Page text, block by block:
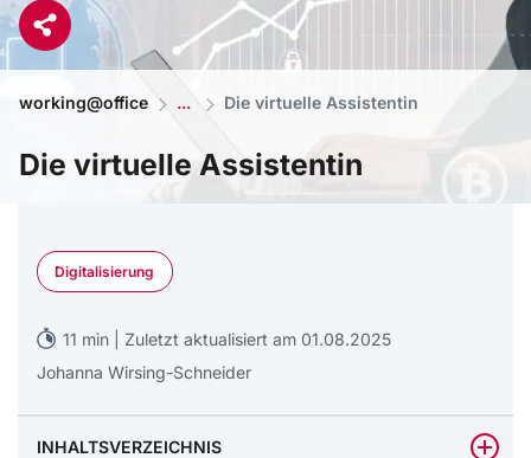
working@office Die virtuelle Assistentin
Die virtuelle Assistentin
Digitalisierung
11 min | Zuletzt aktualisiert am 01.08.2025
Johanna Wirsing-Schneider
INHALTSVERZEICHNIS